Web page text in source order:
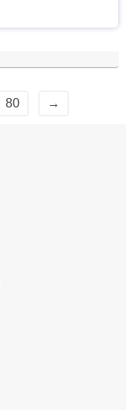
80 →